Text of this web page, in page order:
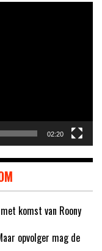
02:20
komst van Roony
opvolger mag de